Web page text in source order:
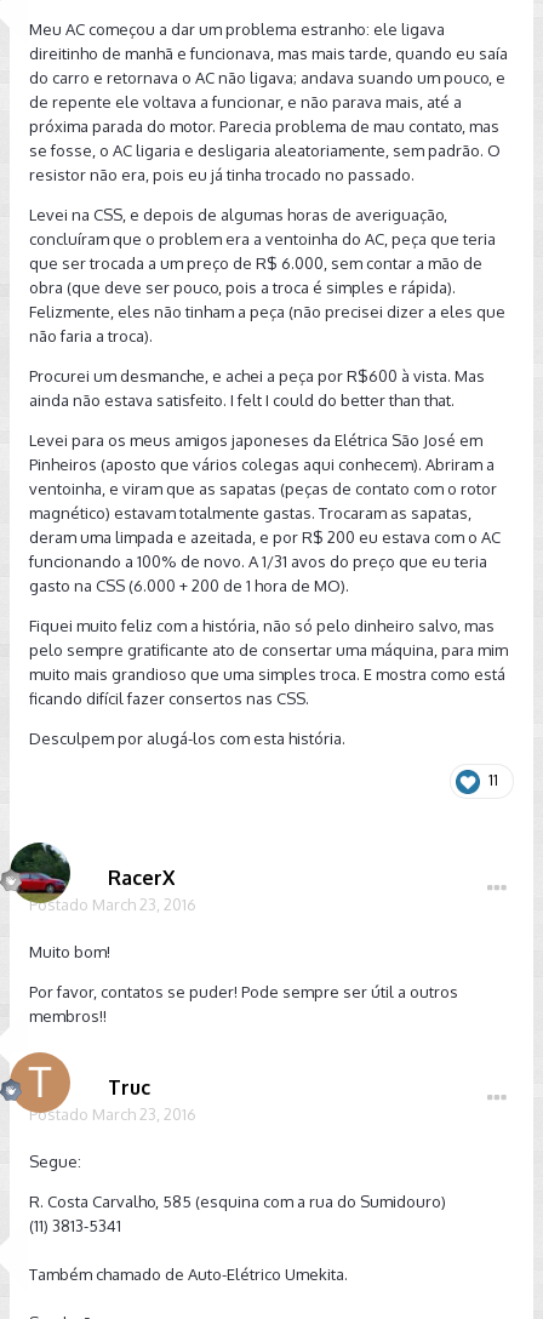
Meu AC começou a dar um problema estranho: ele ligava
direitinho de manhã e funcionava, mas mais tarde, quando eu saía
do carro e retornava o AC não ligava; andava suando um pouco, e
de repente ele voltava a funcionar, e não parava mais, até a
próxima parada do motor. Parecia problema de mau contato, mas
se fosse, o AC ligaria e desligaria aleatoriamente, sem padrão. O
resistor não era, pois eu já tinha trocado no passado.
Levei na CSS, e depois de algumas horas de averiguação,
concluíram que o problem era a ventoinha do AC, peça que teria
que ser trocada a um preço de R$ 6.000, sem contar a mão de
obra (que deve ser pouco, pois a troca é simples e rápida).
Felizmente, eles não tinham a peça (não precisei dizer a eles que
não faria a troca).
Procurei um desmanche, e achei a peça por R$600 à vista. Mas
ainda não estava satisfeito. I felt I could do better than that.
Levei para os meus amigos japoneses da Elétrica São José em
Pinheiros (aposto que vários colegas aqui conhecem). Abriram a
ventoinha, e viram que as sapatas (peças de contato com o rotor
magnético) estavam totalmente gastas. Trocaram as sapatas,
deram uma limpada e azeitada, e por R$ 200 eu estava com o AC
funcionando a 100% de novo. A 1/31 avos do preço que eu teria
gasto na CSS (6.000 + 200 de 1 hora de MO).
Fiquei muito feliz com a história, não só pelo dinheiro salvo, mas
pelo sempre gratificante ato de consertar uma máquina, para mim
muito mais grandioso que uma simples troca. E mostra como está
ficando difícil fazer consertos nas CSS.
Desculpem por alugá-los com esta história.
11
RacerX
Postado March 23, 2016
Muito bom!
Por favor, contatos se puder! Pode sempre ser útil a outros
membros!!
Truc
Postado March 23, 2016
Segue:
R. Costa Carvalho, 585 (esquina com a rua do Sumidouro)
(11) 3813-5341
Também chamado de Auto-Elétrico Umekita.